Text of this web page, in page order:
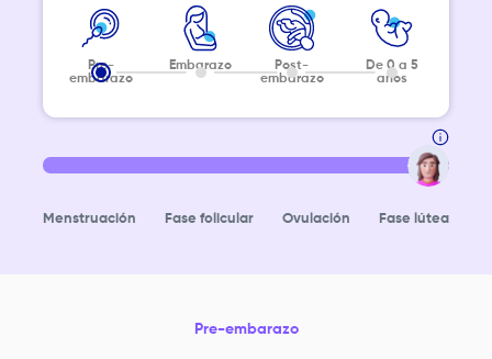
Pre-
embarazo
Embarazo
Post-
embarazo
De 0 a 5
años
Menstruación Fase folicular Ovulación Fase lútea
Pre-embarazo